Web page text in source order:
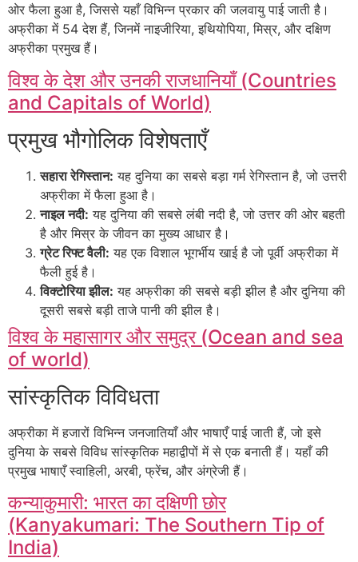
ओर फैला हुआ है, जिससे यहाँ विभिन्न प्रकार की जलवायु पाई जाती है।
अफ्रीका में 54 देश हैं, जिनमें नाइजीरिया, इथियोपिया, मिस्र, और दक्षिण
अफ्रीका प्रमुख हैं।
विश्व के देश और उनकी राजधानियाँ (Countries
and Capitals of World)
प्रमुख भौगोलिक विशेषताएँ
सहारा रेगिस्तान: यह दुनिया का सबसे बड़ा गर्म रेगिस्तान है, जो उत्तरी
अफ्रीका में फैला हुआ है।
नाइल नदी: यह दुनिया की सबसे लंबी नदी है, जो उत्तर की ओर बहती
है और मिस्र के जीवन का मुख्य आधार है।
ग्रेट रिफ्ट वैली: यह एक विशाल भूगर्भीय खाई है जो पूर्वी अफ्रीका में
फैली हुई है।
विक्टोरिया झील: यह अफ्रीका की सबसे बड़ी झील है और दुनिया की
दूसरी सबसे बड़ी ताजे पानी की झील है।
विश्व के महासागर और समुद्र (Ocean and sea
of world)
सांस्कृतिक विविधता
अफ्रीका में हजारों विभिन्न जनजातियाँ और भाषाएँ पाई जाती हैं, जो इसे
दुनिया के सबसे विविध सांस्कृतिक महाद्वीपों में से एक बनाती हैं। यहाँ की
प्रमुख भाषाएँ स्वाहिली, अरबी, फ्रेंच, और अंग्रेजी हैं।
कन्याकुमारी: भारत का दक्षिणी छोर
(Kanyakumari: The Southern Tip of
India)